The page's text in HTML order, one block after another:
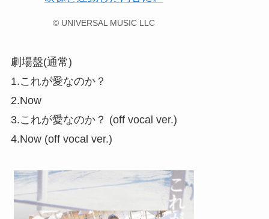
© UNIVERSAL MUSIC LLC
劇場盤(通常)
1.これが愛なのか？
2.Now
3.これが愛なのか？ (off vocal ver.)
4.Now (off vocal ver.)